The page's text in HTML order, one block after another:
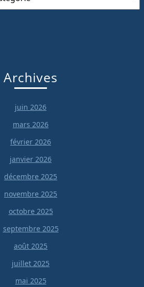
Archives
juin 2026
mars 2026
février 2026
janvier 2026
décembre 2025
novembre 2025
octobre 2025
septembre 2025
août 2025
juillet 2025
mai 2025